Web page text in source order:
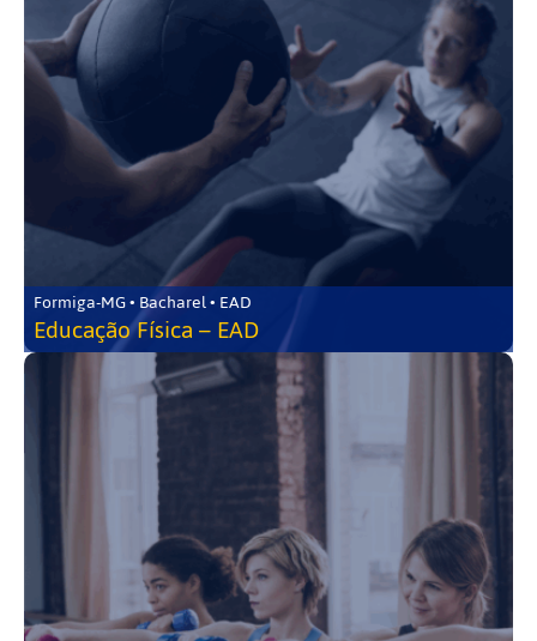
Formiga-MG • Bacharel • EAD
Educação Física – EAD